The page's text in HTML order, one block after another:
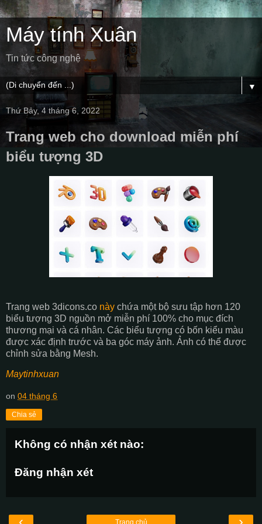
Máy tính Xuân
Tin tức công nghệ
▼
Thứ Bảy, 4 tháng 6, 2022
Trang web cho download miễn phí
biểu tượng 3D
Trang web 3dicons.co này chứa một bộ sưu tập hơn 120
biểu tượng 3D nguồn mở miễn phí 100% cho mục đích
thương mại và cá nhân. Các biểu tượng có bốn kiểu màu
được xác định trước và ba góc máy ảnh. Ảnh có thể được
chỉnh sửa bằng Mesh.
Maytinhxuan
on 04 tháng 6
Chia sẻ
Không có nhận xét nào:
Đăng nhận xét